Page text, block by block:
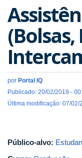
por Portal IQ
Publicado: 20/02/2019 -
Última modificação: 07/02/
Público-alvo: